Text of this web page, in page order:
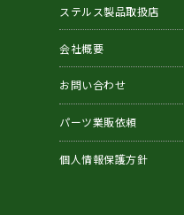
ステルス製品取扱店
会社概要
お問い合わせ
パーツ業販依頼
個人情報保護方針